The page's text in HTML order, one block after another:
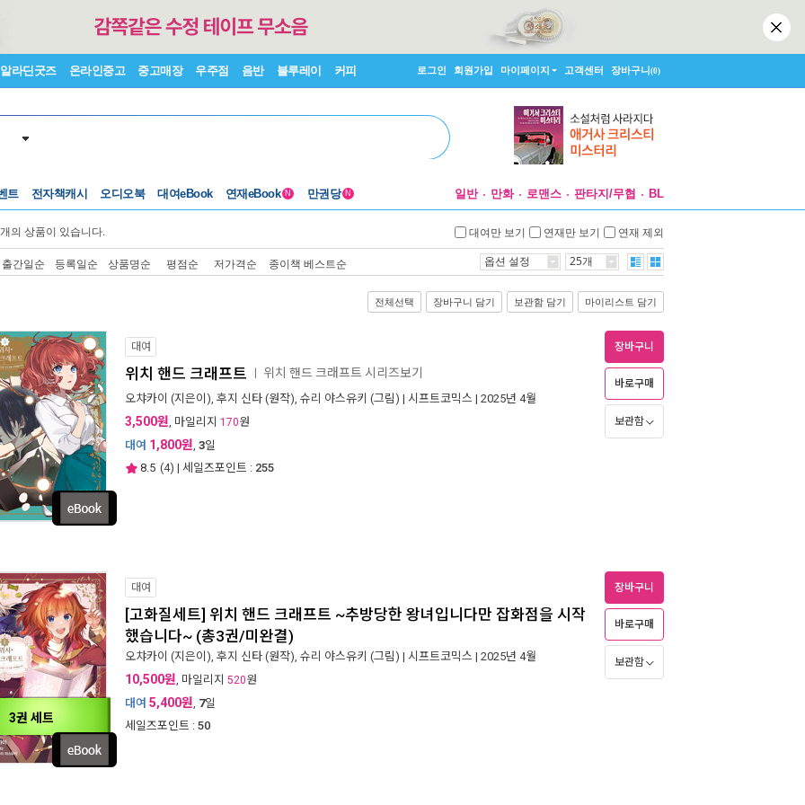
알라딘굿즈 온라인중고 중고매장 우주점 음반 블루레이 커피 로그인 회원가입 마이페이지 고객센터 장바구니(0)
트 전자책캐시 오디오북 대여eBook 연재eBook N 만권당 N 일반 만화 로맨스 판타지/무협 BL
개의 상품이 있습니다. 대여만 보기 연재만 보기 연재 제외
출간일순 등록일순 상품명순 평점순 저가격순 종이책 베스트순 옵션 설정 25개
전체선택 장바구니 담기 보관함 담기 마이리스트 담기
대여
위치 핸드 크래프트 위치 핸드 크래프트 시리즈보기
오챠카이 (지은이), 후지 신타 (원작), 슈리 야스유키 (그림) | 시프트코믹스 | 2025년 4월
3,500원, 마일리지 170원
대여 1,800원, 3일
8.5 (4) | 세일즈포인트 : 255
장바구니
바로구매
보관함
3권 세트
대여
[고화질세트] 위치 핸드 크래프트 ~추방당한 왕녀입니다만 잡화점을 시작
했습니다~ (총3권/미완결)
오챠카이 (지은이), 후지 신타 (원작), 슈리 야스유키 (그림) | 시프트코믹스 | 2025년 4월
10,500원 , 마일리지 520원
대여 5,400원 7일
세일즈포인트 : 50
장바구니
바로구매
보관함